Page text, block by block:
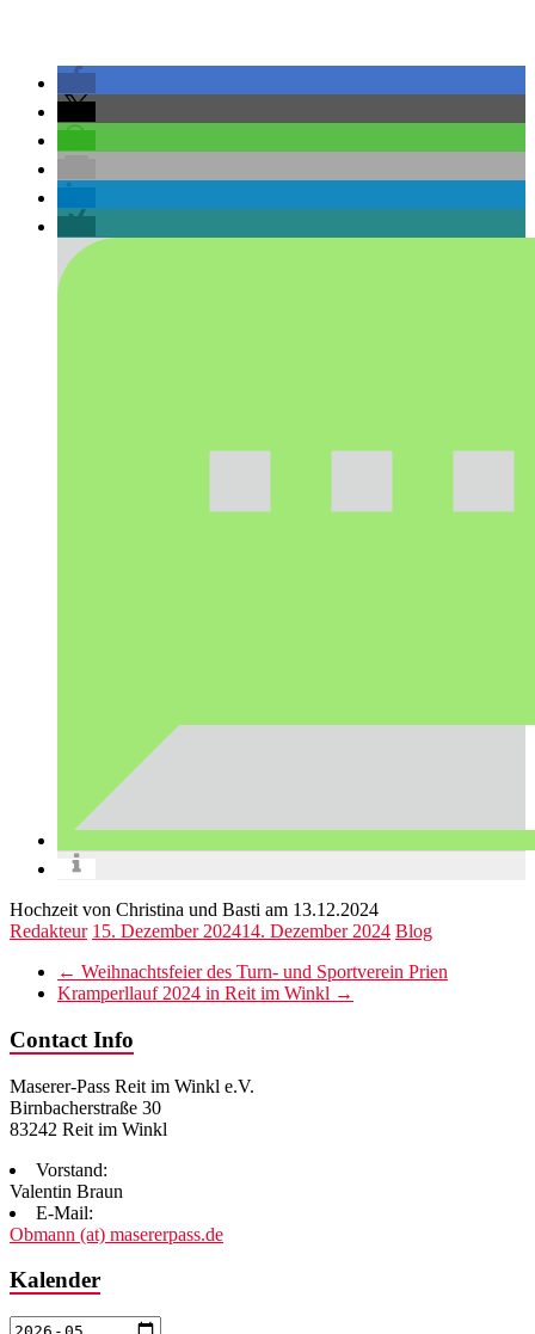
Hochzeit von Christina und Basti am 13.12.2024
Redakteur 15. Dezember 202414. Dezember 2024 Blog
← Weihnachtsfeier des Turn- und Sportverein Prien
Kramperllauf 2024 in Reit im Winkl →
Contact Info
Maserer-Pass Reit im Winkl e.V.
Birnbacherstraße 30
83242 Reit im Winkl
Vorstand:
Valentin Braun
E-Mail:
Obmann (at) masererpass.de
Kalender